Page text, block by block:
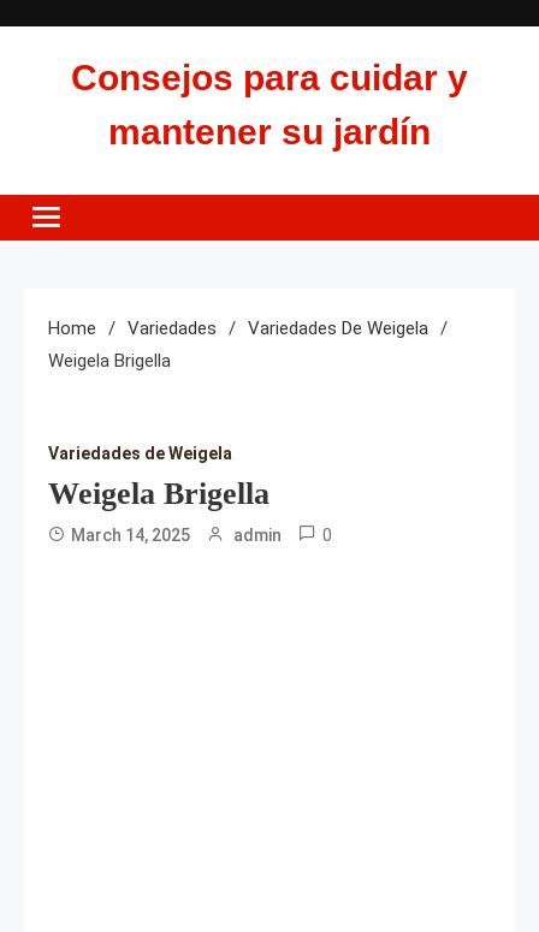
Consejos para cuidar y
mantener su jardín
Home Variedades
Variedades De Weigela
Weigela Brigella
Variedades de Weigela
Weigela Brigella
March 14, 2025 admin 0